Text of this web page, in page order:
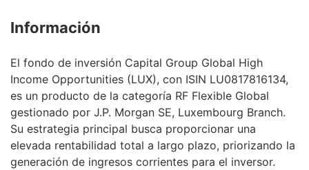
Información
El fondo de inversión Capital Group Global High
Income Opportunities (LUX), con ISIN LU0817816134,
es un producto de la categoría RF Flexible Global
gestionado por J.P. Morgan SE, Luxembourg Branch.
Su estrategia principal busca proporcionar una
elevada rentabilidad total a largo plazo, priorizando la
generación de ingresos corrientes para el inversor.